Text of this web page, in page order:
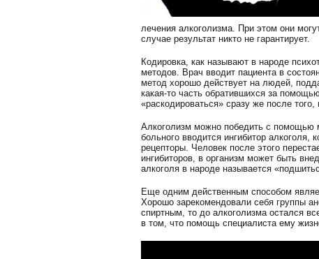
лечения алкоголизма. При этом они
случае результат никто не гарантирует.
Кодировка, как называют в народе
методов. Врач вводит пациента в
метод хорошо действует на людей,
какая-то часть обратившихся за
«раскодироваться» сразу же после
Алкоголизм можно победить с помощью
больного вводится ингибитор алкоголя,
рецепторы. Человек после этого
ингибиторов, в организм может быть
алкоголя в народе называется
Еще одним действенным способом
Хорошо зарекомендовали себя группы
спиртным, то до алкоголизма остался
в том, что помощь специалиста ему